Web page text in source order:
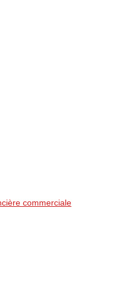
commerciale